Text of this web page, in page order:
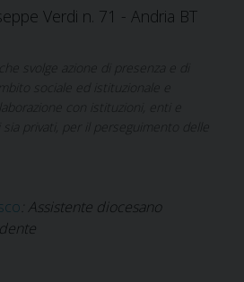
Verdi n. 71 - Andria BT
svolge azione di presenza e di
sociale ed istituzionale e
con istituzioni, enti e
sia privati, per il perseguimento delle
: Assistente diocesano